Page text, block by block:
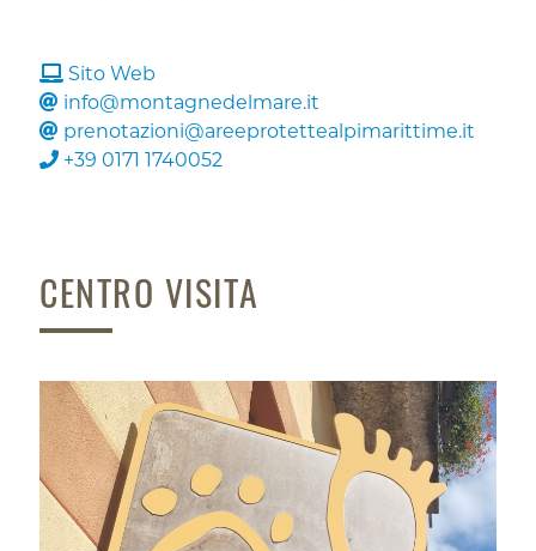
Sito Web
info@montagnedelmare.it
prenotazioni@areeprotettealpimarittime.it
+39 0171 1740052
CENTRO VISITA